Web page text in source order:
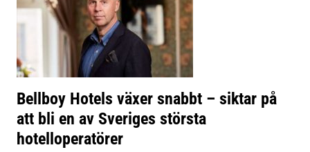
Bellboy Hotels växer snabbt – siktar på
att bli en av Sveriges största
hotelloperatörer